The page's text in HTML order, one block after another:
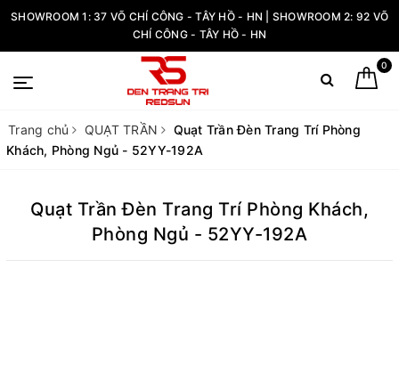
SHOWROOM 1: 37 VÕ CHÍ CÔNG - TÂY HỒ - HN | SHOWROOM 2: 92 VÕ
CHÍ CÔNG - TÂY HỒ - HN
0
Trang chủ QUẠT TRẦN
Quạt Trần Đèn Trang Trí Phòng
Khách, Phòng Ngủ - 52YY-192A
Quạt Trần Đèn Trang Trí Phòng Khách,
Phòng Ngủ - 52YY-192A